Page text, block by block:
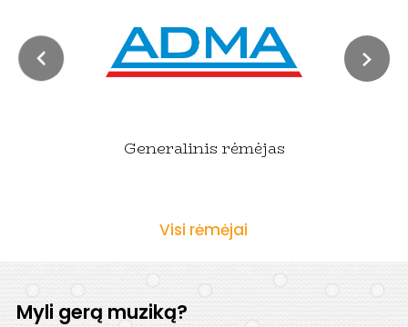
Generalinis rėmėjas
Visi rėmėjai
Myli gerą muziką?